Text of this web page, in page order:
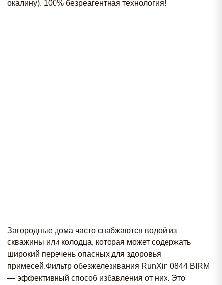
окалину). 100% безреагентная технология!
Загородные дома часто снабжаются водой из
скважины или колодца, которая может содержать
широкий перечень опасных для здоровья
примесей.Фильтр обезжелезивания RunXin 0844 BIRM
— эффективный способ избавления от них. Это